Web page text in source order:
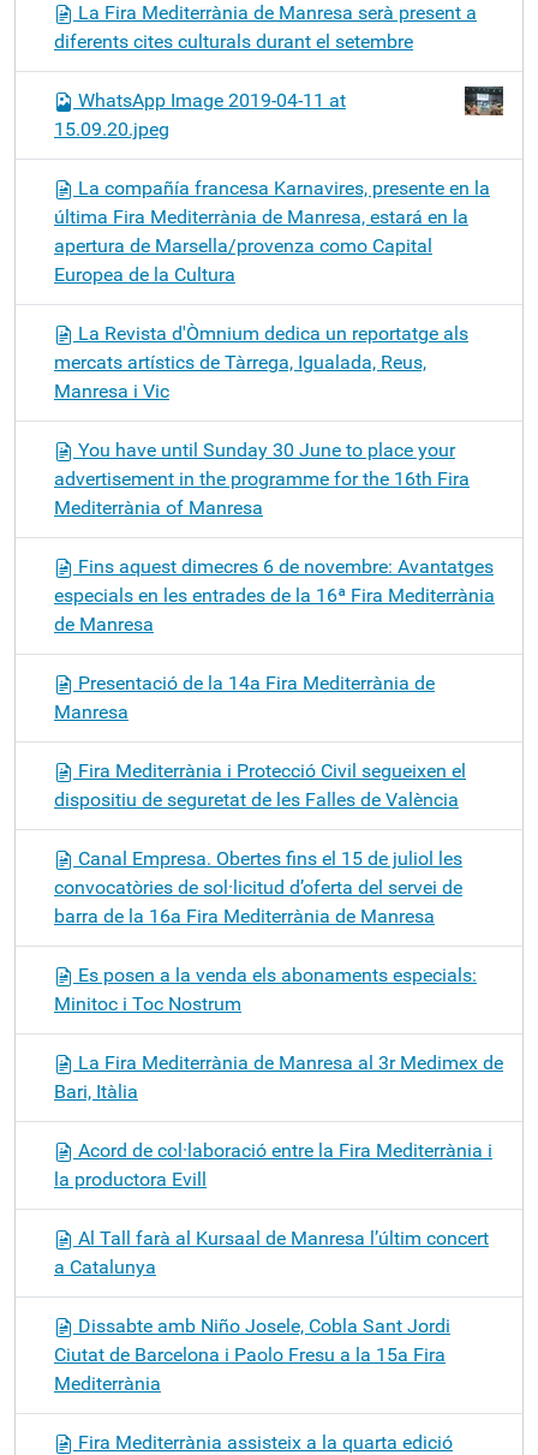
La Fira Mediterrània de Manresa serà present a
diferents cites culturals durant el setembre
WhatsApp Image 2019-04-11 at
15.09.20.jpeg
La compañía francesa Karnavires, presente en la
última Fira Mediterrània de Manresa, estará en la
apertura de Marsella/provenza como Capital
Europea de la Cultura
La Revista d'Òmnium dedica un reportatge als
mercats artístics de Tàrrega, Igualada, Reus,
Manresa i Vic
You have until Sunday 30 June to place your
advertisement in the programme for the 16th Fira
Mediterrània of Manresa
Fins aquest dimecres 6 de novembre: Avantatges
especials en les entrades de la 16ª Fira Mediterrània
de Manresa
Presentació de la 14a Fira Mediterrània de
Manresa
Fira Mediterrània i Protecció Civil segueixen el
dispositiu de seguretat de les Falles de València
Canal Empresa. Obertes fins el 15 de juliol les
convocatòries de sol·licitud d’oferta del servei de
barra de la 16a Fira Mediterrània de Manresa
Es posen a la venda els abonaments especials:
Minitoc i Toc Nostrum
La Fira Mediterrània de Manresa al 3r Medimex de
Bari, Itàlia
Acord de col·laboració entre la Fira Mediterrània i
la productora Evill
Al Tall farà al Kursaal de Manresa l’últim concert
a Catalunya
Dissabte amb Niño Josele, Cobla Sant Jordi
Ciutat de Barcelona i Paolo Fresu a la 15a Fira
Mediterrània
Fira Mediterrània assisteix a la quarta edició